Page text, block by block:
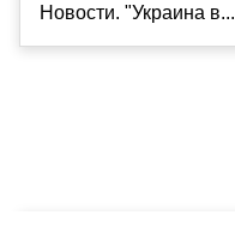
Новости. "Украина в...